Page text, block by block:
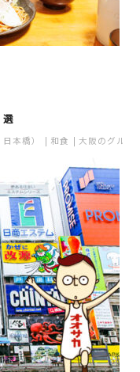
選
本橋） 和食 大阪のグルメ